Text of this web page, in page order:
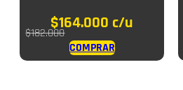
$164.000 c/u
$182.000
COMPRAR